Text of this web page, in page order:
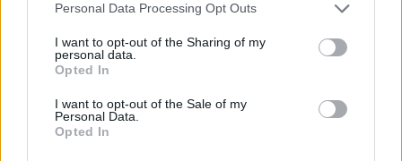
Personal Data Processing Opt Outs
I want to opt-out of the Sharing of my
personal data.
Opted In
I want to opt-out of the Sale of my
Personal Data.
Opted In
усложнять поиск актуального к следующей акции.
обмен (меняю своё на ваше) или безвозмездное
дарение (прошу в дар).
сообщение было удалено после окончания текущей
акции, разместите его снова.
5. Если ваш обмен/дарение состоялись, удалите